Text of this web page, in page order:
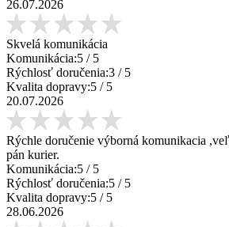
26.07.2026
Skvelá komunikácia
Komunikácia:5 / 5
Rýchlosť doručenia:3 / 5
Kvalita dopravy:5 / 5
20.07.2026
Rýchle doručenie výborná komunikacia
pán kurier.
Komunikácia:5 / 5
Rýchlosť doručenia:5 / 5
Kvalita dopravy:5 / 5
28.06.2026